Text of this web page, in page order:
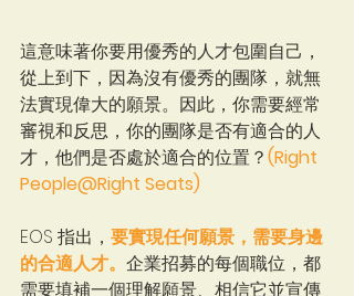
這意味著你要用優秀的人才包圍自己，
從上到下，因為沒有優秀的團隊，就無
法實現偉大的願景。因此，你需要經常
審視和反思，你的團隊是否有適合的人
才，他們是否處於適合的位置？(Right
People@Right Seats)
EOS 指出， 要實現任何願景，需要身邊
的合適人才。 企業招募的每個職位，都
需要填補一個理解願景、相信它並宣傳